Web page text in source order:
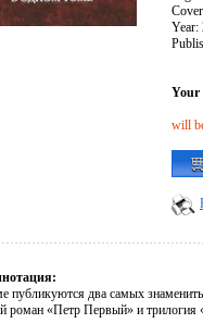
Year:
Your
will
публикуются два самых
роман «Петр Первый» и